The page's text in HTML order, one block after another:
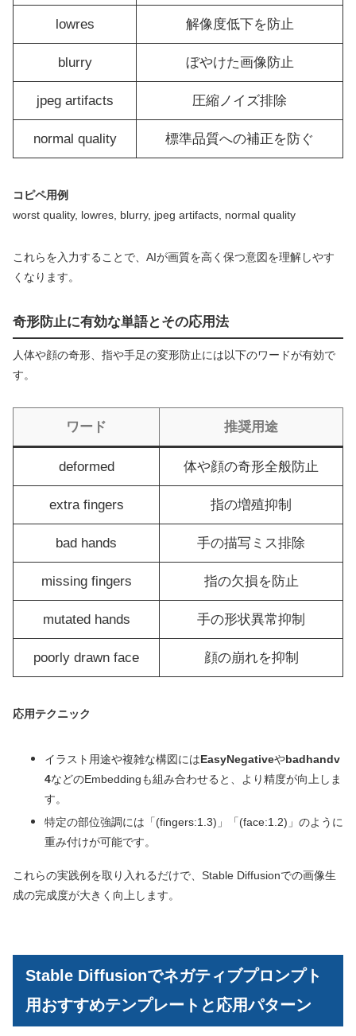
lowres 解像度低下を防止
blurry ぼやけた画像防止
jpeg artifacts 圧縮ノイズ排除
normal quality 標準品質への補正を防ぐ
コピペ用例
worst quality, lowres, blurry, jpeg artifacts, normal quality
これらを入力することで、AIが画質を高く保つ意図を理解しやす
くなります。
奇形防止に有効な単語とその応用法
人体や顔の奇形、指や手足の変形防止には以下のワードが有効で
す。
ワード 推奨用途
deformed 体や顔の奇形全般防止
extra fingers 指の増殖抑制
bad hands 手の描写ミス排除
missing fingers 指の欠損を防止
mutated hands 手の形状異常抑制
poorly drawn face 顔の崩れを抑制
応用テクニック
イラスト用途や複雑な構図にはEasyNegativeやbadhandv
4などのEmbeddingも組み合わせると、より精度が向上しま
す。
特定の部位強調には「(fingers:1.3)」「(face:1.2)」のように
重み付けが可能です。
これらの実践例を取り入れるだけで、Stable Diffusionでの画像生
成の完成度が大きく向上します。
Stable Diffusionでネガティブプロンプト
用おすすめテンプレートと応用パターン